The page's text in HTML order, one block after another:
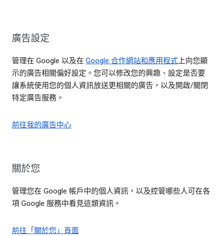
廣告設定
管理在 Google 以及在 Google 合作網站和應用程式上向您顯
示的廣告相關偏好設定。您可以修改您的興趣、設定是否要
讓系統使用您的個人資訊放送更相關的廣告，以及開啟/關閉
特定廣告服務。
前往我的廣告中心
關於您
管理您在 Google 帳戶中的個人資訊，以及控管哪些人可在各
項 Google 服務中看見這類資訊。
前往「關於您」頁面